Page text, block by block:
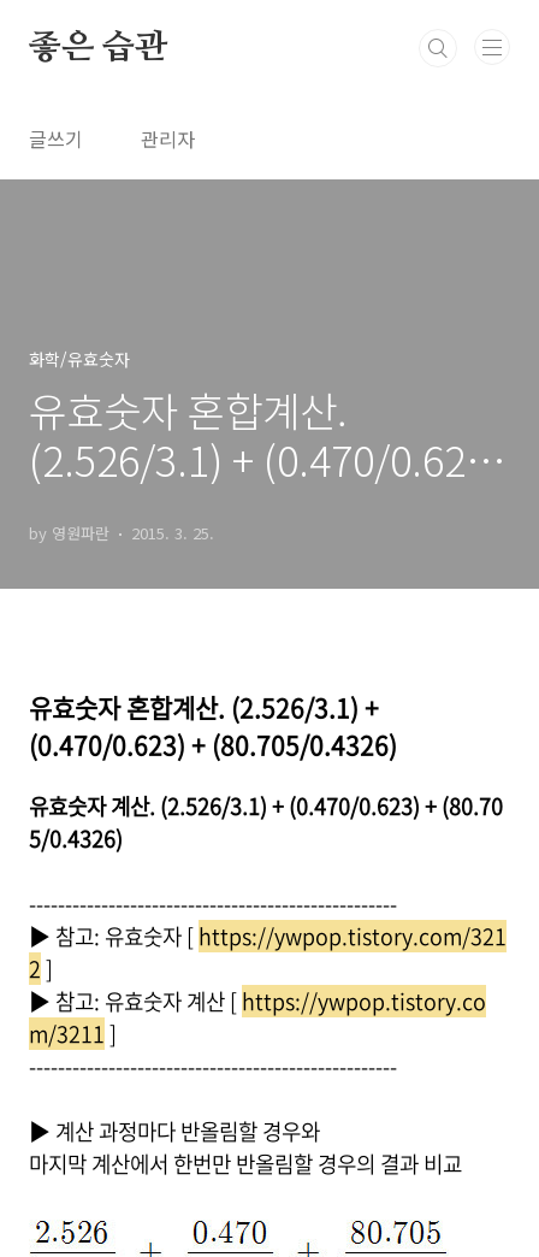
좋은 습관
글쓰기 관리자
화학/유효숫자
유효숫자 혼합계산.
(2.526/3.1) + (0.470/0.623)
by 영원파란 2015. 3. 25.
유효숫자 혼합계산. (2.526/3.1) +
(0.470/0.623) + (80.705/0.4326)
유효숫자 계산. (2.526/3.1) + (0.470/0.623) + (80.70
5/0.4326)
---------------------------------------------------
▶ 참고: 유효숫자 [https://ywpop.tistory.com/321
2]
▶ 참고: 유효숫자 계산 [https://ywpop.tistory.co
m/3211]
---------------------------------------------------
▶ 계산 과정마다 반올림할 경우와
마지막 계산에서 한번만 반올림할 경우의 결과 비교